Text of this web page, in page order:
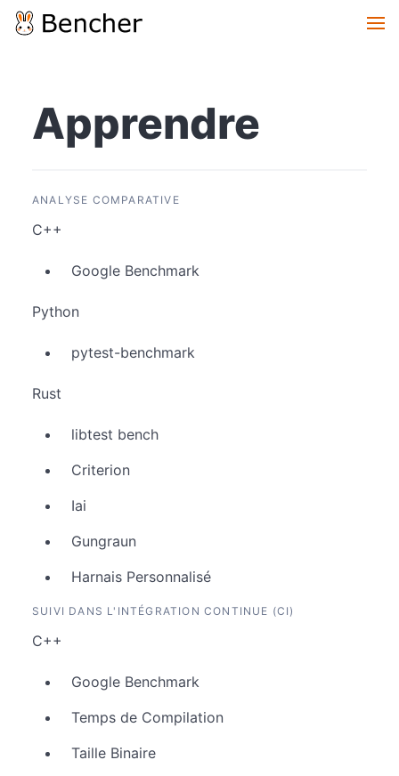
Apprendre
ANALYSE COMPARATIVE
C++
Google Benchmark
Python
pytest-benchmark
Rust
libtest bench
Criterion
Iai
Gungraun
Harnais Personnalisé
SUIVI DANS L'INTÉGRATION CONTINUE (CI)
C++
Google Benchmark
Temps de Compilation
Taille Binaire